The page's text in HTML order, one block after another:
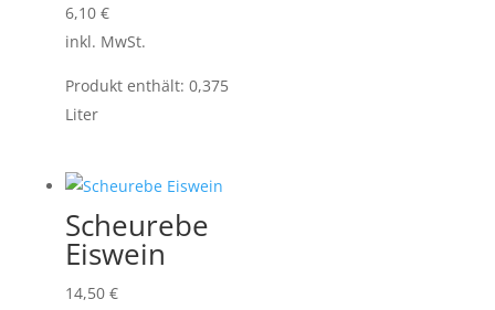
6,10 €
inkl. MwSt.
Produkt enthält: 0,375
Liter
Scheurebe
Eiswein
14,50 €